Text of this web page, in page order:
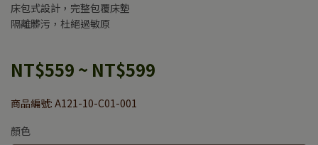
床包式設計，完整包覆床墊
隔離髒污，杜絕過敏原
NT$559 ~ NT$599
商品編號: A121-10-C01-001
顏色